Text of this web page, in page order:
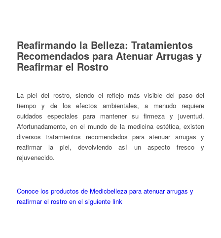
Reafirmando la Belleza: Tratamientos
Recomendados para Atenuar Arrugas y
Reafirmar el Rostro
La piel del rostro, siendo el reflejo más visible del paso del
tiempo y de los efectos ambientales, a menudo requiere
cuidados especiales para mantener su firmeza y juventud.
Afortunadamente, en el mundo de la medicina estética, existen
diversos tratamientos recomendados para atenuar arrugas y
reafirmar la piel, devolviendo así un aspecto fresco y
rejuvenecido.
Conoce los productos de Medicbelleza para atenuar arrugas y
reafirmar el rostro en el siguiente link